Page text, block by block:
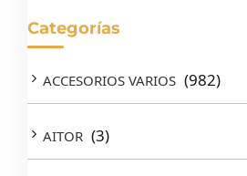
Categorías
ACCESORIOS VARIOS (982)
AITOR (3)